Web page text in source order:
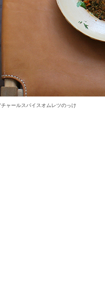
ャールスパイスオムレツのっけ